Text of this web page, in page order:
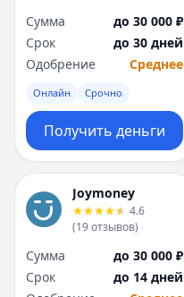
Сумма
до 30 000 ₽
Срок
до 30 дней
Одобрение
Среднее
Онлайн Срочно
Получить деньги
Joymoney
4.6
(19отзывов)
Сумма
до 30 000 ₽
Срок
до 14 дней